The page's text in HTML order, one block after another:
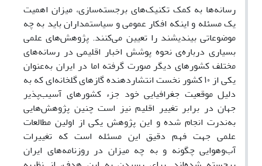
رسانه‌ها به کمک تکنیک‌های برجسته‌سازی، میزان اهمیت
یک مسئله و اینکه افکار عمومی و سیاستمداران باید به چه
موضوعاتی بیندیشند را تعیین می‌کنند. پژوهش‌های علمی
بسیاری درباره‌ی نحوه پوشش اخبار اقلیمی در رسانه‌های
مختلف کشورهای دیگر صورت گرفته اما در ایران به‌عنوان
یکی از ۱۰ کشور نخست انتشاردهنده گازهای گلخانه‌ای که به
دلیل موقعیت جغرافیایی خود جزء کشورهای آسیب‌پذیر
جهان در برابر تغییر اقلیم نیز است چنین پژوهش‌هایی
به‌ندرت انجام ‌شده و این پژوهش یکی از اولین مطالعات
علمی جهت فهم دقیق این مسئله است که تغییرات
آب‌وهوایی چگونه و به چه میزان در روزنامه‌های ایران